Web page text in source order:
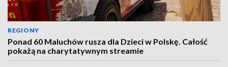
REGIONY
Ponad 60 Maluchów rusza dla Dzieci w Polskę. Całość
pokażą na charytatywnym streamie